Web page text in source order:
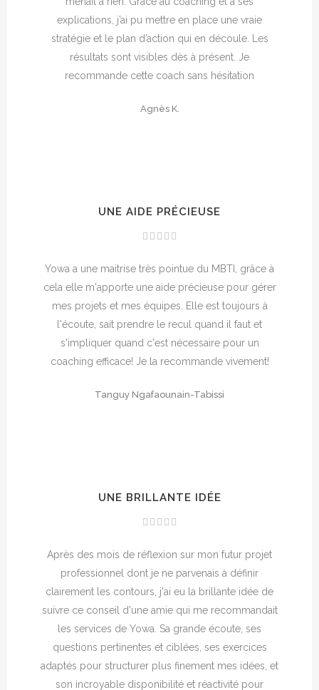
explications, j’ai pu mettre en place une vraie
stratégie et le plan d’action qui en découle. Les
résultats sont visibles dès à présent. Je
recommande cette coach sans hésitation
Agnès K.
UNE AIDE PRÉCIEUSE
Yowa a une maitrise très pointue du MBTI, grâce à
cela elle m'apporte une aide précieuse pour gérer
mes projets et mes équipes. Elle est toujours à
l'écoute, sait prendre le recul quand il faut et
s'impliquer quand c'est nécessaire pour un
coaching efficace! Je la recommande vivement!
Tanguy Ngafaounain-Tabissi
UNE BRILLANTE IDÉE
Après des mois de réflexion sur mon futur projet
professionnel dont je ne parvenais à définir
clairement les contours, j'ai eu la brillante idée de
suivre ce conseil d'une amie qui me recommandait
les services de Yowa. Sa grande écoute, ses
questions pertinentes et ciblées, ses exercices
adaptés pour structurer plus finement mes idées, et
son incroyable disponibilité et réactivité pour